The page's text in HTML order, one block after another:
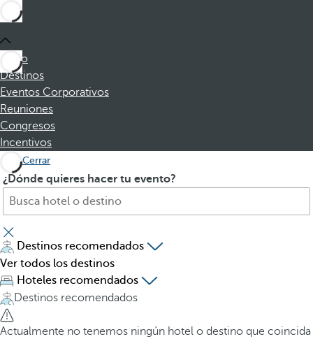
Inicio
Destinos
Eventos Corporativos
Reuniones
Congresos
Incentivos
Cerrar
¿Dónde quieres hacer tu evento?
B
s
c
a
h
o
t
e
l
A
p
u
l
s
a
r
l
a
Destinos recomendados
Ver todos los destinos
Hoteles recomendados
Destinos recomendados
Actualmente no tenemos ningún hotel o destino que coincida